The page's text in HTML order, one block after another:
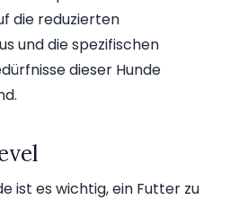
die reduzierten
und die spezifischen
dieser Hunde
ist es wichtig, ein Futter zu